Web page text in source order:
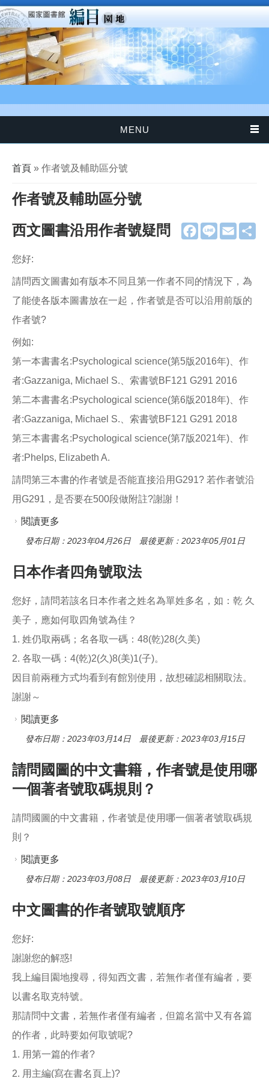
移至主內容
MENU
您在這裡
首頁 » 作者號及輔助區分號
作者號及輔助區分號
F
a
o
o
k
L
E
m
西文圖書沿用作者號疑問
您好:
請問西文圖書如有版本不同且第一作者不同的情況下，為
了能使各版本圖書放在一起，作者號是否可以沿用前版的
作者號?
例如:
第一本書書名:Psychological science(第5版2016年)、作
者:Gazzaniga, Michael S.、索書號BF121 G291 2016
第二本書書名:Psychological science(第6版2018年)、作
者:Gazzaniga, Michael S.、索書號BF121 G291 2018
第三本書書名:Psychological science(第7版2021年)、作
者:Phelps, Elizabeth A.
請問第三本書的作者號是否能直接沿用G291? 若作者號沿
用G291，是否要在500段做附註?謝謝！
閱讀更多
發布日期：2023年04月26日 最後更新：2023年05月01日
日本作者四角號取法
您好，請問若該名日本作者之姓名為單姓多名，如：乾 久
美子，應如何取四角號為佳？
1. 姓仍取兩碼；名各取一碼：48(乾)28(久美)
2. 各取一碼：4(乾)2(久)8(美)1(子)。
因目前兩種方式均看到有館別使用，故想確認相關取法。
謝謝～
閱讀更多
發布日期：2023年03月14日 最後更新：2023年03月15日
請問國圖的中文書籍，作者號是使用哪
一個著者號取碼規則？
請問國圖的中文書籍，作者號是使用哪一個著者號取碼規
則？
閱讀更多
著者號取碼規則？
發布日期：2023年03月08日 最後更新：2023年03月10日
中文圖書的作者號取號順序
您好:
謝謝您的解惑!
我上編目園地搜尋，得知西文書，若無作者僅有編者，要
以書名取克特號。
那請問中文書，若無作者僅有編者，但篇名當中又有各篇
的作者，此時要如何取號呢?
1. 用第一篇的作者?
2. 用主編(寫在書名頁上)?